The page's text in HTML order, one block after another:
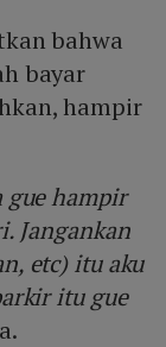
bahwa
bayar
hampir
gue hampir
Jangankan
etc) itu aku
itu gue